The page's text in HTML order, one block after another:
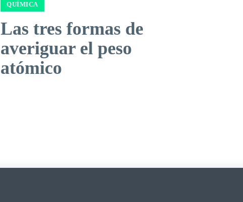
QUÍMICA
Las tres formas de
averiguar el peso
atómico